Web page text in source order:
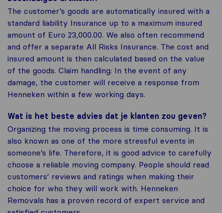
The customer’s goods are automatically insured with a
standard liability Insurance up to a maximum insured
amount of Euro 23,000.00. We also often recommend
and offer a separate All Risks Insurance. The cost and
insured amount is then calculated based on the value
of the goods. Claim handling: In the event of any
damage, the customer will receive a response from
Henneken within a few working days.
Wat is het beste advies dat je klanten zou geven?
Organizing the moving process is time consuming. It is
also known as one of the more stressful events in
someone’s life. Therefore, it is good advice to carefully
choose a reliable moving company. People should read
customers’ reviews and ratings when making their
choice for who they will work with. Henneken
Removals has a proven record of expert service and